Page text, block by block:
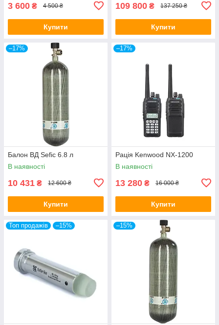
3 600 ₴ 4 500 ₴
Купити
109 800 ₴ 137 250 ₴
Купити
–17%
Балон ВД Sefic 6.8 л
В наявності
10 431 ₴ 12 600 ₴
Купити
–17%
Рація Kenwood NX-1200
В наявності
13 280 ₴ 16 000 ₴
Купити
Топ продажів –15% –15%